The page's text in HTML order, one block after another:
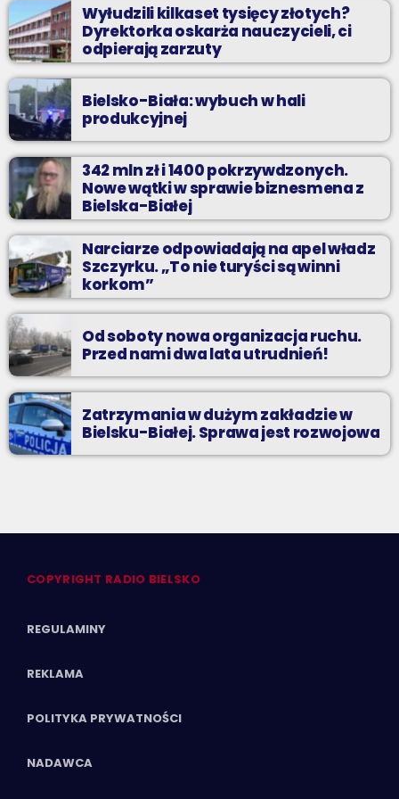
Wyłudzili kilkaset tysięcy złotych?
Dyrektorka oskarża nauczycieli, ci
odpierają zarzuty
Bielsko-Biała: wybuch w hali
produkcyjnej
342 mln zł i 1400 pokrzywdzonych.
Nowe wątki w sprawie biznesmena z
Bielska-Białej
Narciarze odpowiadają na apel władz
Szczyrku. „To nie turyści są winni
korkom”
Od soboty nowa organizacja ruchu.
Przed nami dwa lata utrudnień!
Zatrzymania w dużym zakładzie w
Bielsku-Białej. Sprawa jest rozwojowa
COPYRIGHT RADIO BIELSKO
REGULAMINY
REKLAMA
POLITYKA PRYWATNOŚCI
NADAWCA